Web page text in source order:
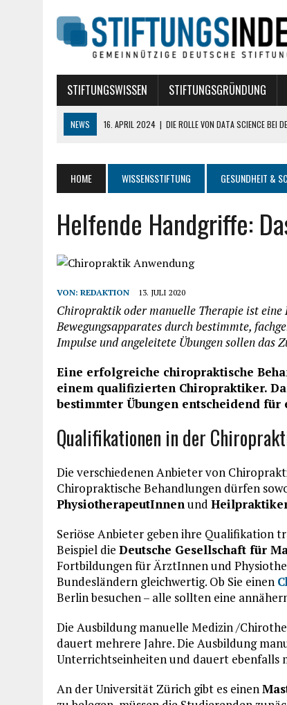
STIFTUNGSWISSEN STIFTUNGSGRÜNDUNG
NEWS 17. DEZEMBER 2019 | WELCHE VERSICHERUNGEN
7. AUGUST 2018 | POLITISCHE STIFTUNGEN
16. APRIL 2024
| DIE ROLLE VON DATA SCIENCE BEI DER
HOME WISSENSSTIFTUNG GESUNDHEIT &
Helfende Handgriffe:
VON: REDAKTION 13. JULI 2020
Chiropraktik oder manuelle Therapie ist eine
Bewegungsapparates durch bestimmte,
Impulse und angeleitete Übungen sollen das
Eine erfolgreiche chiropraktische
einem qualifizierten Chiropraktiker.
bestimmter Übungen entscheidend
Qualifikationen in der
Die verschiedenen Anbieter von
Chiropraktische Behandlungen dürfen
PhysiotherapeutInnenund
Seriöse Anbieter geben ihre Qualifikation
Beispiel die Deutsche Gesellschaft für
Fortbildungen für ÄrztInnen und
Bundesländern gleichwertig. Ob Sie einen
Berlin besuchen – alle sollten eine
Die Ausbildung manuelle Medizin /
dauert mehrere Jahre. Die Ausbildung
Unterrichtseinheiten und dauert ebenfalls
An der Universität Zürich gibt es einen